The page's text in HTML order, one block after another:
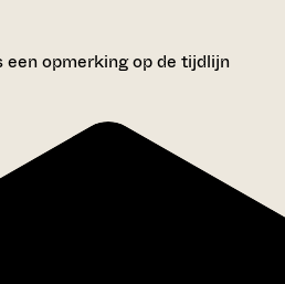
opmerking op de tijdlijn